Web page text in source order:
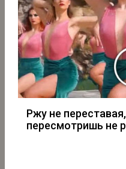
Ржу не
пересмотришь не